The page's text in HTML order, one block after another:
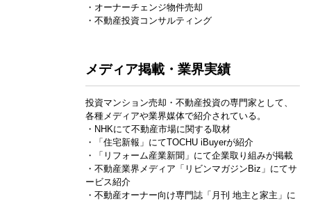
・オーナーチェンジ物件売却
・不動産投資コンサルティング
メディア掲載・業界実績
投資マンション売却・不動産投資の専門家として、
各種メディアや業界媒体で紹介されている。
・NHKにて不動産市場に関する取材
・「住宅新報」にてTOCHU iBuyerが紹介
・「リフォーム産業新聞」にて企業取り組みが掲載
・不動産業界メディア「リビンマガジンBiz」にてサ
ービス紹介
・不動産オーナー向け専門誌「月刊 地主と家主」に